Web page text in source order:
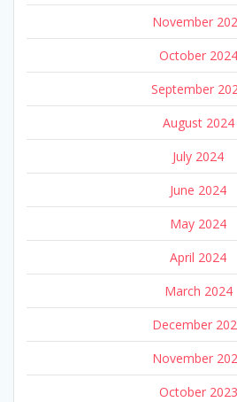
November
October 2024
September
August 2024
July 2024
June 2024
May 2024
April 2024
March 2024
December
November
October 2023